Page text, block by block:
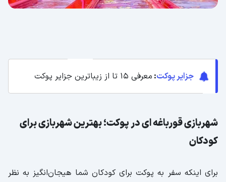
جزایر پوکت: معرفی 15 تا از زیباترین جزایر پوکت
شهربازی قورباغه ای در پوکت؛ بهترین شهربازی برای
کودکان
برای اینکه سفر به پوکت برای کودکان شما هیجان‌انگیز به‌ نظر